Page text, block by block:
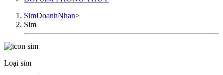
SimDoanhNhan>
Sim
Loại sim